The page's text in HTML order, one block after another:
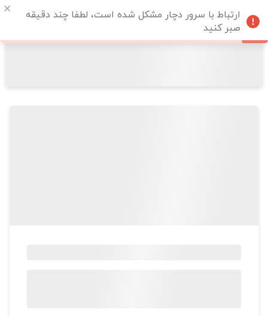
ارتباط با سرور دچار مشکل شده است، لطفا چند دقیقه
صبر کنید